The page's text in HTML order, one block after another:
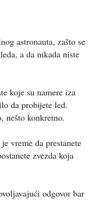
astronauta, zašto se
a da nikada niste
koje su namere iza
da probijete led.
nešto konkretno.
vreme da prestanete
zvezda koja
odgovor bar